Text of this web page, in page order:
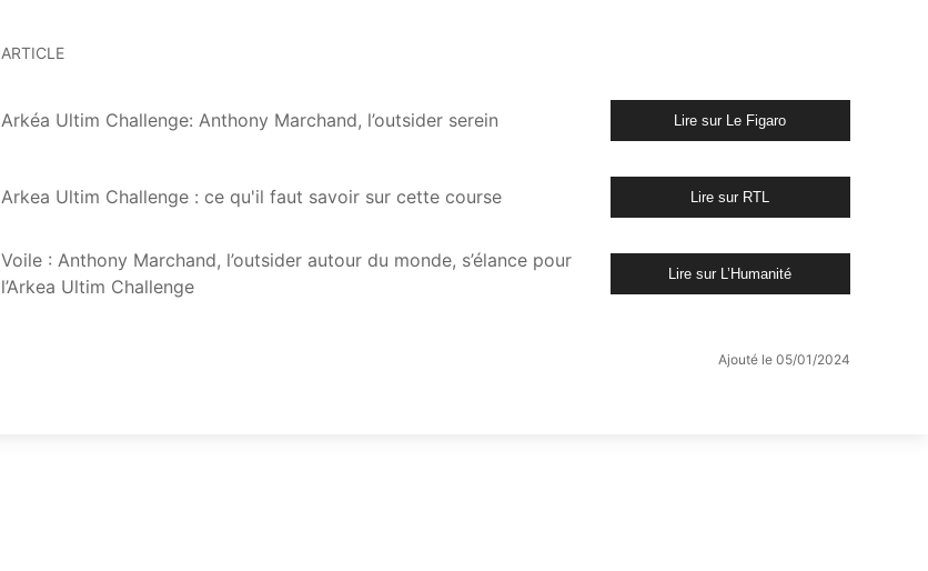
ARTICLE
Arkéa Ultim Challenge: Anthony Marchand, l’outsider serein Lire sur Le Figaro
Arkea Ultim Challenge : ce qu'il faut savoir sur cette course Lire sur RTL
Voile : Anthony Marchand, l’outsider autour du monde, s’élance pour
l’Arkea Ultim Challenge
Lire sur L’Humanité
Ajouté le 05/01/2024